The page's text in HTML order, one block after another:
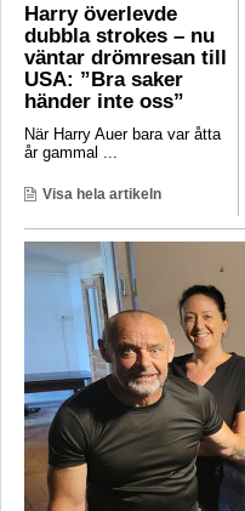
Harry överlevde
dubbla strokes – nu
väntar drömresan till
USA: ”Bra saker
händer inte oss”
När Harry Auer bara var åtta
år gammal ...
Visa hela artikeln